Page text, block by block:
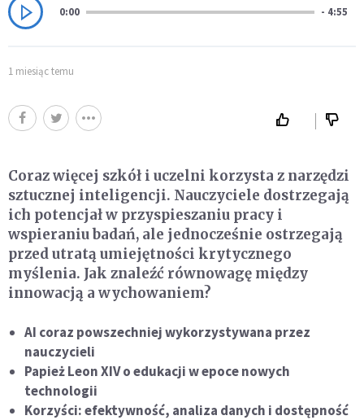
0:00 - 4:55
1 miesiąc temu
Coraz więcej szkół i uczelni korzysta z narzędzi
sztucznej inteligencji. Nauczyciele dostrzegają
ich potencjał w przyspieszaniu pracy i
wspieraniu badań, ale jednocześnie ostrzegają
przed utratą umiejętności krytycznego
myślenia. Jak znaleźć równowagę między
innowacją a wychowaniem?
AI coraz powszechniej wykorzystywana przez
nauczycieli
Papież Leon XIV o edukacji w epoce nowych
technologii
Korzyści: efektywność, analiza danych i dostępność